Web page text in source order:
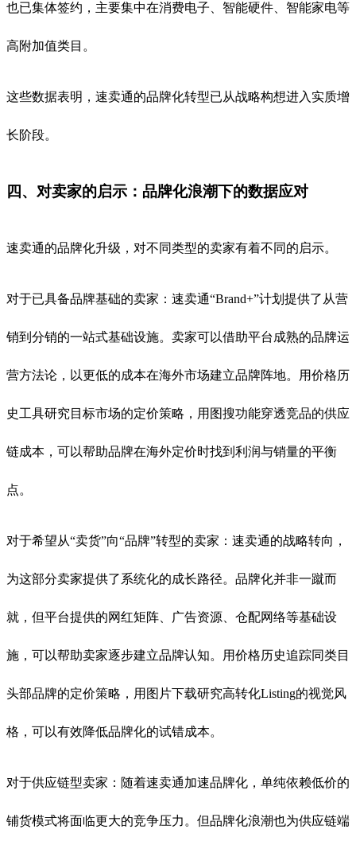
也已集体签约，主要集中在消费电子、智能硬件、智能家电等
高附加值类目 。
这些数据表明，速卖通的品牌化转型已从战略构想进入实质增
长阶段。
四、对卖家的启示：品牌化浪潮下的数据应对
速卖通的品牌化升级，对不同类型的卖家有着不同的启示。
对于已具备品牌基础的卖家：速卖通“Brand+”计划提供了从营
销到分销的一站式基础设施。卖家可以借助平台成熟的品牌运
营方法论，以更低的成本在海外市场建立品牌阵地。用价格历
史工具研究目标市场的定价策略，用图搜功能穿透竞品的供应
链成本，可以帮助品牌在海外定价时找到利润与销量的平衡
点。
对于希望从“卖货”向“品牌”转型的卖家：速卖通的战略转向，
为这部分卖家提供了系统化的成长路径。品牌化并非一蹴而
就，但平台提供的网红矩阵、广告资源、仓配网络等基础设
施，可以帮助卖家逐步建立品牌认知。用价格历史追踪同类目
头部品牌的定价策略，用图片下载研究高转化Listing的视觉风
格，可以有效降低品牌化的试错成本。
对于供应链型卖家：随着速卖通加速品牌化，单纯依赖低价的
铺货模式将面临更大的竞争压力。但品牌化浪潮也为供应链端